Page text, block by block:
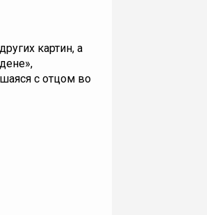
картин, а
с отцом во